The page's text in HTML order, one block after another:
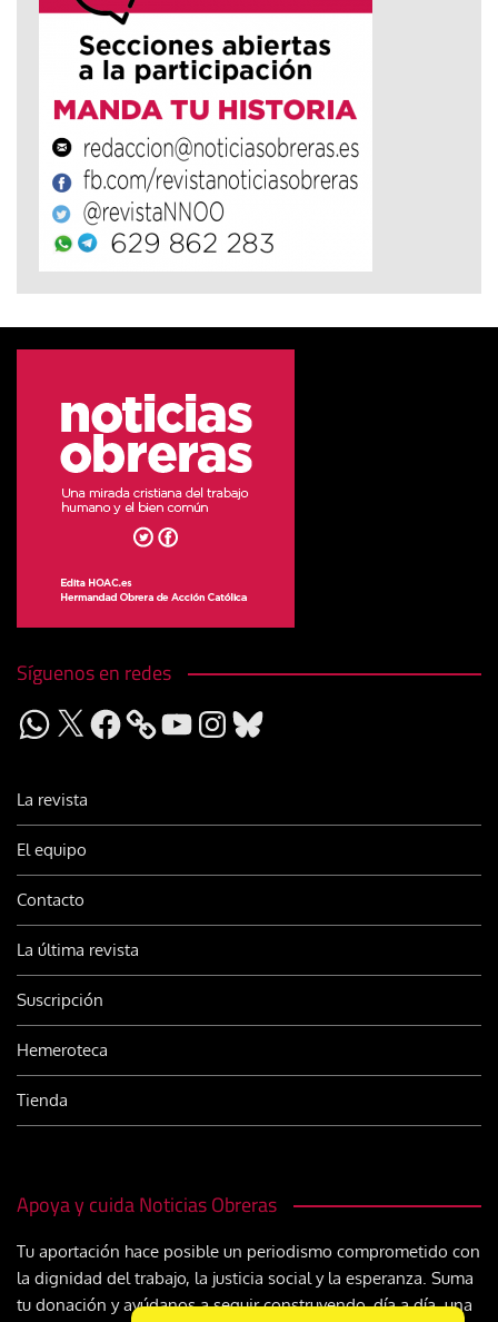
Síguenos en redes
WhatsApp
X Facebook YouTubeInstagram
Bluesky
La revista
El equipo
Contacto
La última revista
Suscripción
Hemeroteca
Tienda
Apoya y cuida Noticias Obreras
Tu aportación hace posible un periodismo comprometido con
la dignidad del trabajo, la justicia social y la esperanza. Suma
tu donación y ayúdanos a seguir construyendo, día a día, una